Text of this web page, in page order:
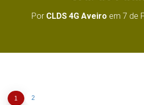
Por CLDS 4G Aveiro em 7 de
1 2